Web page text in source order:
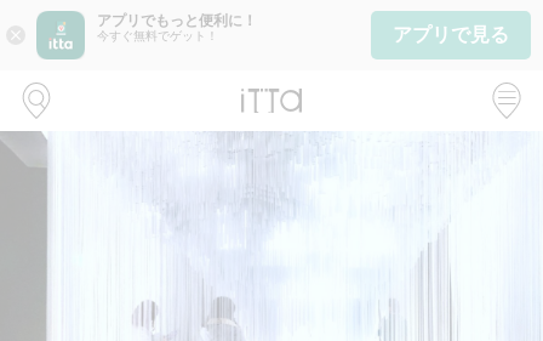
close
アプリでもっと便利に！
今すぐ無料でゲット！ アプリで見る